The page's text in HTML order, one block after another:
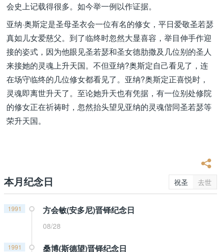
会史上记载得很多。如今举一例以作证据。
亚纳·奥斯定是圣母圣衣会一位有名的修女，平日爱敬圣若瑟
真如儿女爱慈父。到了临终时忽然大显喜容，举目伸手作迎
接的姿式，因为他眼见圣若瑟和圣女德肋撒及几位别的圣人
来接她的灵魂上升天国。不但亚纳?奥斯定自己看见了，连
在场守临终的几位修女都看见了。亚纳?奥斯定正喜悦时，
灵魂即离世升天了。至论她升天也有凭据，有一位别处修院
的修女正在祈祷时，忽然抬头望见亚纳的灵魂偕同圣若瑟等
荣升天国。
本月纪念日 祝圣 去世
1991 方会敏(安多尼)晋铎纪念日
08/28
1991 桑博(斯德望)晋铎纪念日